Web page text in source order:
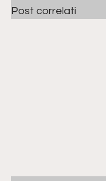
Post correlati